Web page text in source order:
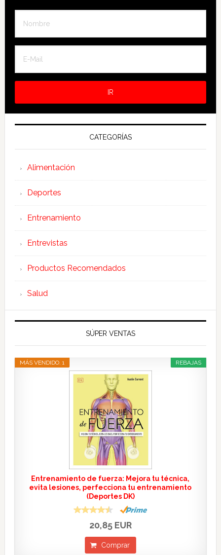
CATEGORÍAS
Alimentación
Deportes
Entrenamiento
Entrevistas
Productos Recomendados
Salud
SÚPER VENTAS
REBAJAS
MÁS VENDIDO. 1
Entrenamiento de fuerza: Mejora tu técnica,
evita lesiones, perfecciona tu entrenamiento
(Deportes DK)
20,85 EUR
Comprar